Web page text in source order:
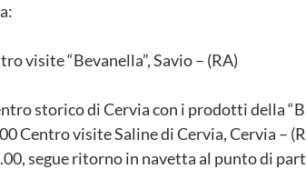
visite “Bevanella”, Savio – (RA)
storico di Cervia con i prodotti della
Centro visite Saline di Cervia, Cervia –
segue ritorno in navetta al punto di